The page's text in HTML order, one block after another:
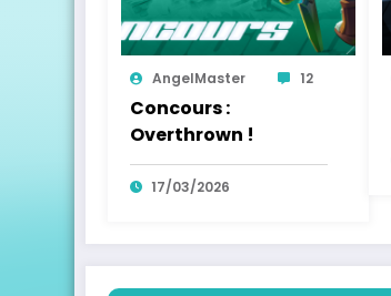
AngelMaster 12
Concours :
Overthrown !
17/03/2026